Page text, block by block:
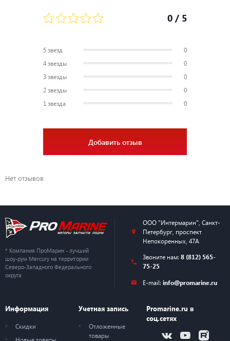
0 / 5
5 звезд
0
4 звезды
0
3 звезды
0
2 звезды
0
1 звезда
0
Добавить отзыв
Нет отзывов
* Компания ПроМарин - лучший
шоу-рум Mercury на территории
Северо-Западного Федерального
округа
ООО "Интермарин" Санкт-
Петербург, проспект
Непокоренных, 47А
Звоните нам: 8 (812) 565-
75-25
E-mail: info@promarine.ru
Информация
Скидки
Учетная запись
Отложенные
товары
Promarine.ru в
соц.сетях